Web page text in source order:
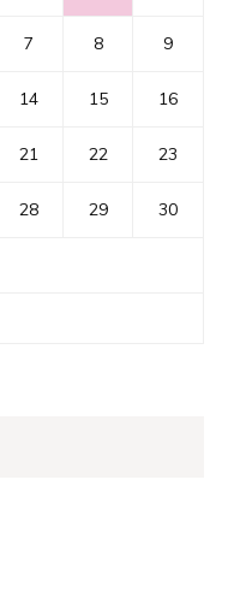
7 8 9
14 15 16
21 22 23
28 29 30